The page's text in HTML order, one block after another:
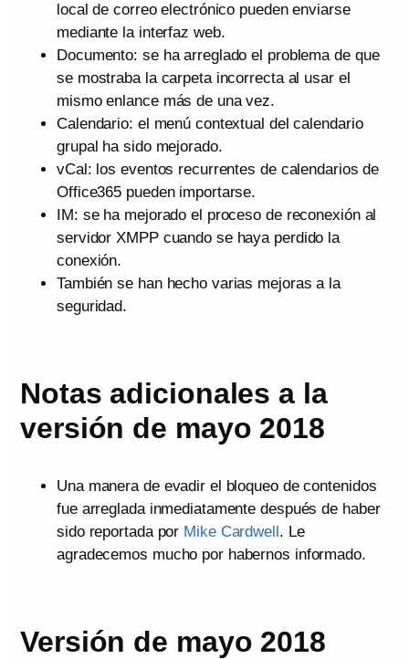
local de correo electrónico pueden enviarse
mediante la interfaz web.
Documento: se ha arreglado el problema de que
se mostraba la carpeta incorrecta al usar el
mismo enlance más de una vez.
Calendario: el menú contextual del calendario
grupal ha sido mejorado.
vCal: los eventos recurrentes de calendarios de
Office365 pueden importarse.
IM: se ha mejorado el proceso de reconexión al
servidor XMPP cuando se haya perdido la
conexión.
También se han hecho varias mejoras a la
seguridad.
Notas adicionales a la
versión de mayo 2018
Una manera de evadir el bloqueo de contenidos
fue arreglada inmediatamente después de haber
sido reportada por Mike Cardwell. Le
agradecemos mucho por habernos informado.
Versión de mayo 2018